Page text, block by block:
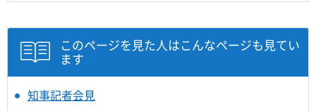
このページを見た人はこんなページも見てい
ます
知事記者会見